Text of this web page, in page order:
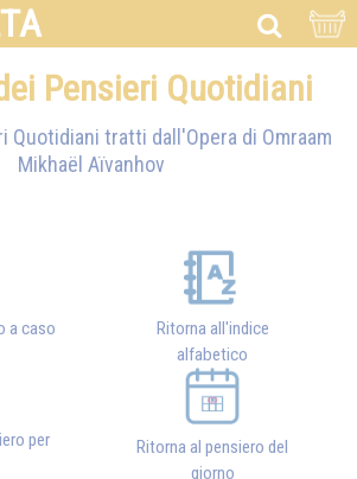
Pensieri Quotidiani
Quotidiani tratti dall'Opera di Omraam
Mikhaël Aïvanhov
a caso
Ritorna all'indice
alfabetico
per
Ritorna al pensiero del
giorno